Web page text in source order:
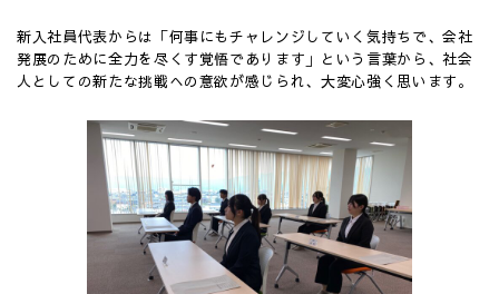
新入社員代表からは「何事にもチャレンジしていく気持ちで、会社
発展のために全力を尽くす覚悟であります」という言葉から、社会
人としての新たな挑戦への意欲が感じられ、大変心強く思います。